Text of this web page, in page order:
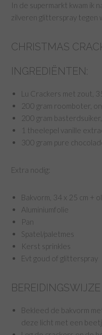
In de supermarkt kwam ik
zilveren glitterspray tegen
CHRISTMAS
INGREDIËNTEN:
Lu Crackers met zout,
200 gram roomboter,
200 gram
1 theelepel vanille
300 gram pure
Extra nodig:
Bakvorm, 34 x 25 cm +
Aluminiumfolie
Pan
Spatel/paletmes
Kerst sprinkles
Evt goud of glitterspray
Bekleed de bakvorm
deze licht met een